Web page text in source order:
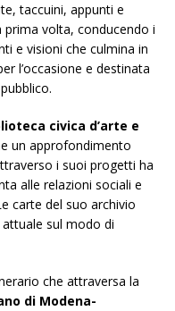
taccuini, appunti e
volta, conducendo i
e visioni che culmina in
l’occasione e destinata
civica d’arte e
un approfondimento
i suoi progetti ha
alle relazioni sociali e
carte del suo archivio
sul modo di
che attraversa la
di Modena-